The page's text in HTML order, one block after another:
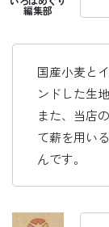
国産小麦と
ンドした生
また、当店
て薪を用い
んです。